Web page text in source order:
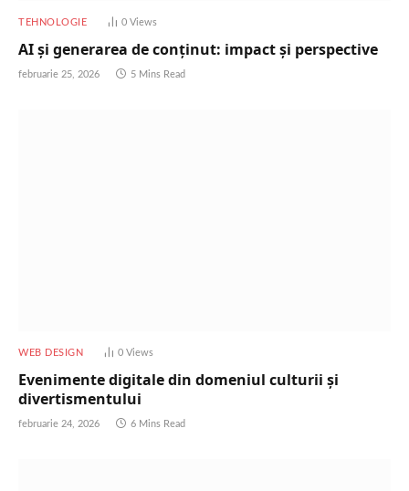
TEHNOLOGIE 0 Views
AI și generarea de conținut: impact și perspective
februarie 25, 2026 5 Mins Read
WEB DESIGN 0 Views
Evenimente digitale din domeniul culturii și
divertismentului
februarie 24, 2026 6 Mins Read